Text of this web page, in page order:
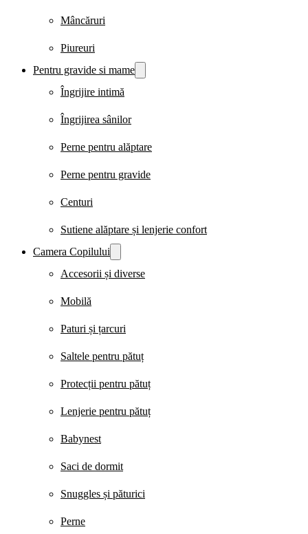
Mâncăruri
Piureuri
Pentru gravide si mame
Îngrijire intimă
Îngrijirea sânilor
Perne pentru alăptare
Perne pentru gravide
Centuri
Sutiene alăptare și lenjerie confort
Camera Copilului
Accesorii și diverse
Mobilă
Paturi și țarcuri
Saltele pentru pătuț
Protecții pentru pătuț
Lenjerie pentru pătuț
Babynest
Saci de dormit
Snuggles și păturici
Perne